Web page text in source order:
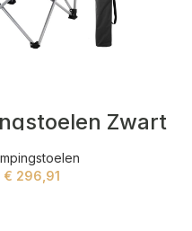
Zwart
€ 296,91